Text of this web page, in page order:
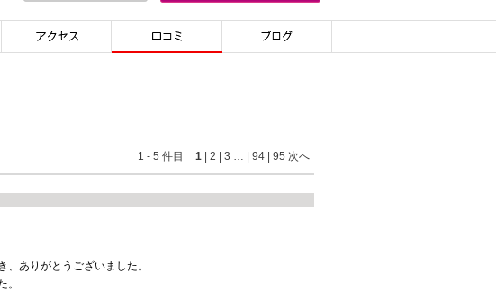
1 - 5 件目 1 2 3 … 94 95 次へ
ありがとうございました。
。